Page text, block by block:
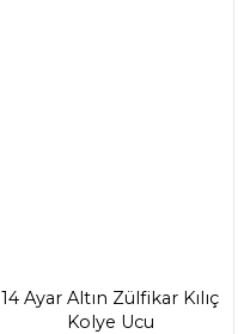
14 Ayar Altın Zülfikar Kılıç
Kolye Ucu